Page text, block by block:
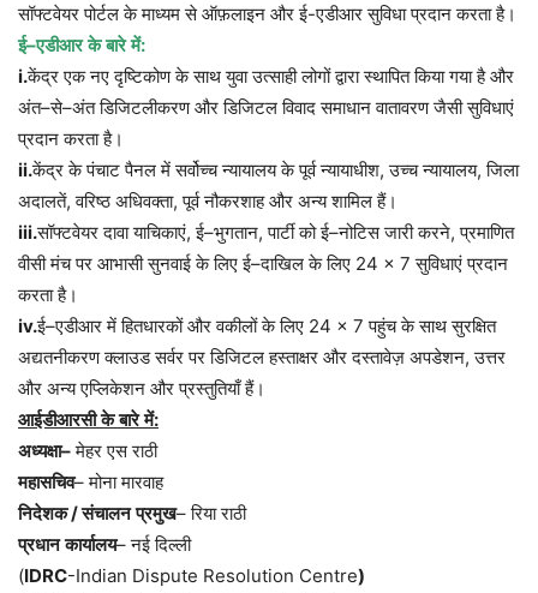
सॉफ्टवेयर पोर्टल के माध्यम से ऑफ़लाइन और ई-एडीआर सुविधा प्रदान करता है।
ई–एडीआर के बारे में:
i.केंद्र एक नए दृष्टिकोण के साथ युवा उत्साही लोगों द्वारा स्थापित किया गया है और
अंत–से–अंत डिजिटलीकरण और डिजिटल विवाद समाधान वातावरण जैसी सुविधाएं
प्रदान करता है।
ii.केंद्र के पंचाट पैनल में सर्वोच्च न्यायालय के पूर्व न्यायाधीश,उच्च न्यायालय,जिला
अदालतें,वरिष्ठ अधिवक्ता,पूर्व नौकरशाह और अन्य शामिल हैं।
iii.सॉफ्टवेयर दावा याचिकाएं,ई–भुगतान,पार्टी को ई–नोटिस जारी करने,प्रमाणित
वीसी मंच पर आभासी सुनवाई के लिए ई–दाखिल के लिए 24 × 7सुविधाएं प्रदान
करता है।
iv.ई–एडीआर में हितधारकों और वकीलों के लिए 24 × 7पहुंच के साथ सुरक्षित
अद्यतनीकरण क्लाउड सर्वर पर डिजिटल हस्ताक्षर और दस्तावेज़ अपडेशन,उत्तर
और अन्य एप्लिकेशन और प्रस्तुतियाँ हैं।
आईडीआरसी के बारे में:
अध्यक्षा– मेहर एस राठी
महासचिव–मोना मारवाह
निदेशक/संचालन प्रमुख–रिया राठी
प्रधान कार्यालय–नई दिल्ली
(IDRC-Indian Dispute Resolution Centre)